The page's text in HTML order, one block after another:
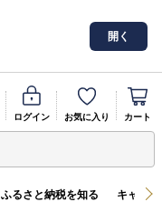
開く
ログイン お気に入り カート
ふるさと納税を知る キャン